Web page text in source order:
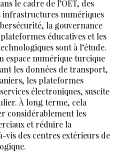
le cadre de l’OET, des
infrastructures numériques
la gouvernance
éducatives et les
sont à l’étude.
espace numérique turcique
les données de transport,
les plateformes
électroniques, suscite
À long terme, cela
considérablement les
et réduire la
vis des centres extérieurs de